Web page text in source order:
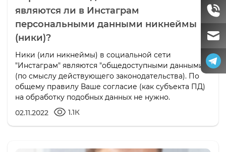
являются ли в Инстаграм
персональными данными никнеймы
(ники)?
Ники (или никнеймы) в социальной сети
"Инстаграм" являются "общедоступными данными"
(по смыслу действующего законодательства). По
общему правилу Ваше согласие (как субъекта ПД)
на обработку подобных данных не нужно.
02.11.2022
1.1К